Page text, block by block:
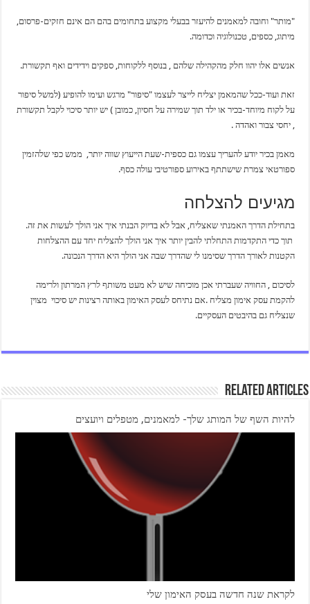
"מותר" וחובה למאמנים להיעזר בבעלי מקצוע בתחומים בהם הם אינם חזקים-פרסום,
מיתוג, כספים, טכנולוגיה וכדומה.
אנשים אלו יהוו חלק מהקהילה שלהם , בנוסף ללקוחות, ספקים וידידים ואף תקשורת.
זאת ועוד-ככל שהמאמן יצליח לייצר לעצמו "סיפור" מרגש ועימו להופיע (למשל סיפור
על לקוח מיוחד-בכיר או ילד תוך שמירה על חסיון, כמובן ) יש יותר סיכוי לקבל תקשורת
, יחסי צבור ואהדה .
מאמן בכיר יודע להעריך עצמו גם כספית-שעת הייעוץ שווה יותר, ממש כפי שלהזמין
ספורטאי צמרת שישתתף באירוע ספורטיבי עולה כסף.
מגיעים להצלחה
בתחילת הדרך האמנתי שאצליח, אבל לא בדיוק הבנתי איך אני הולך לעשות את זה.
תוך כדי התקדמות התחלתי להבין יותר איך אני הולך להצליח יחד עם ההצלחות
הקטנות לאורך הדרך שסימנו לי שהדרך שבה אני הולך היא הדרך הנכונה.
לסיכום , החוויה שעברתי אכן מוכיחה שיש לא מעט משותף לרץ המרתון ולרימה
להקמת עסק אימון מצליח .אם נתיחס לעסק האימון באותה רצינות יש סיכוי מצוין
שנצליח גם בהיבטים העסקיים.
Related Articles
להיות השף של המותג שלך- למאמנים, מטפלים ויועצים
לקראת שנה חדשה בעסק האימון שלי